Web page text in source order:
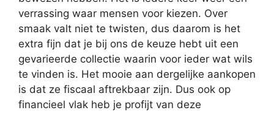
verrassing waar mensen voor kiezen. Over
smaak valt niet te twisten, dus daarom is het
extra fijn dat je bij ons de keuze hebt uit een
gevarieerde collectie waarin voor ieder wat wils
te vinden is. Het mooie aan dergelijke aankopen
is dat ze fiscaal aftrekbaar zijn. Dus ook op
financieel vlak heb je profijt van deze